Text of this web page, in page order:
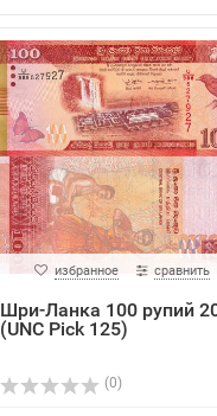
избранное сравнить
Шри-Ланка 100 рупий
(UNC Pick 125)
(0)